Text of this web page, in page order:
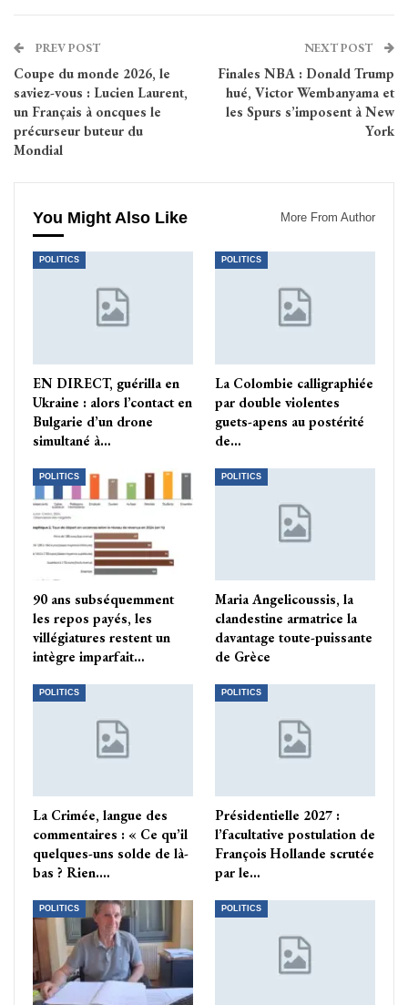
PREV POST
Coupe du monde 2026, le
saviez-vous : Lucien Laurent,
un Français à oncques le
précurseur buteur du
Mondial
NEXT POST
Finales NBA : Donald Trump
hué, Victor Wembanyama et
les Spurs s’imposent à New
York
You Might Also Like More From Author
POLITICS
EN DIRECT, guérilla en
Ukraine : alors l’contact en
Bulgarie d’un drone
simultané à…
POLITICS
La Colombie calligraphiée
par double violentes
guets-apens au postérité
de…
POLITICS
90 ans subséquemment
les repos payés, les
villégiatures restent un
intègre imparfait…
POLITICS
Maria Angelicoussis, la
clandestine armatrice la
davantage toute-puissante
de Grèce
POLITICS
La Crimée, langue des
commentaires : « Ce qu’il
quelques-uns solde de là-
bas ? Rien.…
POLITICS
Présidentielle 2027 :
l’facultative postulation de
François Hollande scrutée
par le…
POLITICS POLITICS